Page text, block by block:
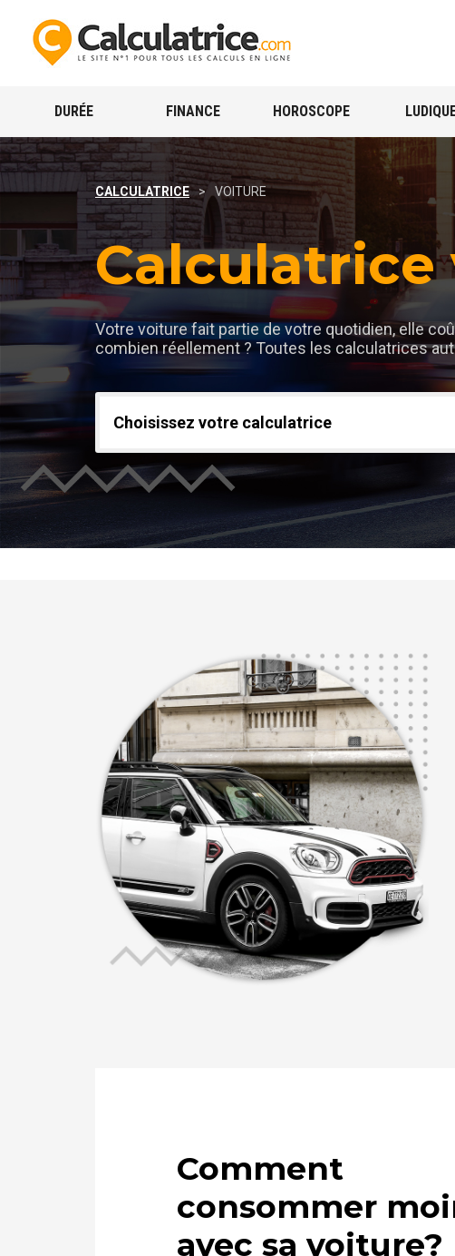
DURÉE FINANCE HOROSCOPE
CALCULATRICE > VOITURE
Votre voiture fait partie de votre quotidien, elle
combien réellement ? Toutes les calculatrices
Choisissez votre calculatrice
Comment
consommer
avec sa voiture?